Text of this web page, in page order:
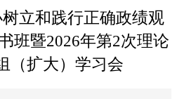
立和践行正确政绩观
班暨2026年第2次理论
（扩大）学习会